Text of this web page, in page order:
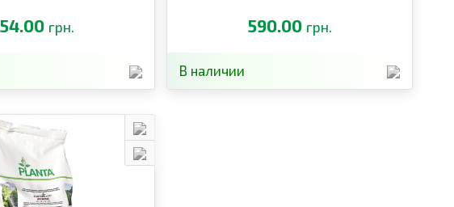
грн. 590.00 грн.
В наличии